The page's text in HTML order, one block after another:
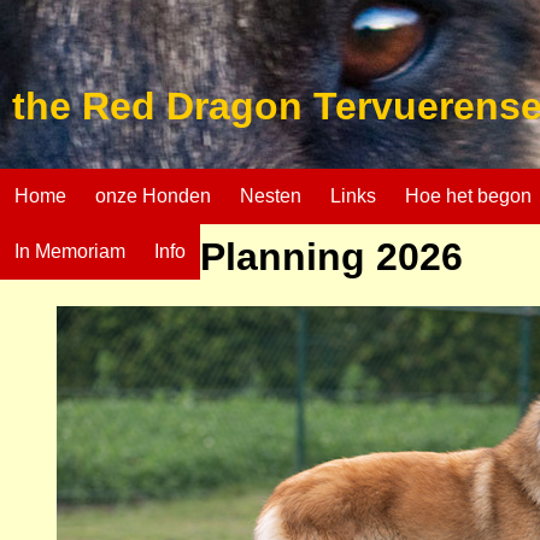
the Red Dragon
Home onze Honden Nesten Links Hoe het begon
In Memoriam Info Planning 2026